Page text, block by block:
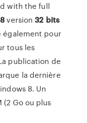
with the full
8version32 bits
également pour
tous les
publication de
la dernière
8. Un
(2 Go ou plus